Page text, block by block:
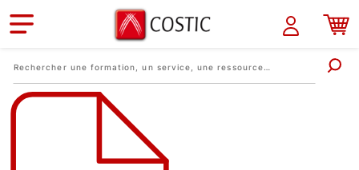
Aller au contenu principal